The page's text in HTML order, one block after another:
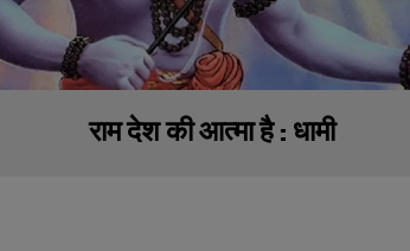
राम देश की आत्मा है : धामी